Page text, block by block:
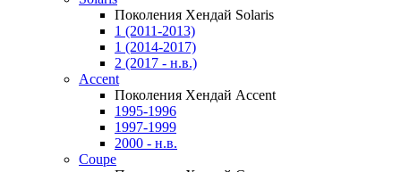
Поколения Хендай Solaris
1 (2011-2013)
1 (2014-2017)
2 (2017 - н.в.)
Accent
Поколения Хендай Accent
1995-1996
1997-1999
2000 - н.в.
Coupe